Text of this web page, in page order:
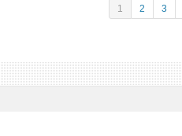
1 2 3